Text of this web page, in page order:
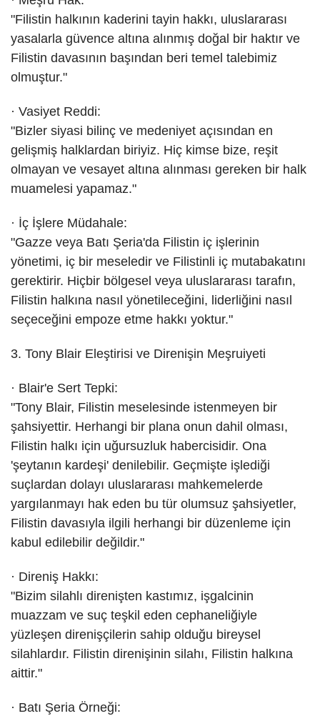
"Filistin halkının kaderini tayin hakkı, uluslararası
yasalarla güvence altına alınmış doğal bir haktır ve
Filistin davasının başından beri temel talebimiz
olmuştur."
· Vasiyet Reddi:
"Bizler siyasi bilinç ve medeniyet açısından en
gelişmiş halklardan biriyiz. Hiç kimse bize, reşit
olmayan ve vesayet altına alınması gereken bir halk
muamelesi yapamaz."
· İç İşlere Müdahale:
"Gazze veya Batı Şeria'da Filistin iç işlerinin
yönetimi, iç bir meseledir ve Filistinli iç mutabakatını
gerektirir. Hiçbir bölgesel veya uluslararası tarafın,
Filistin halkına nasıl yönetileceğini, liderliğini nasıl
seçeceğini empoze etme hakkı yoktur."
3. Tony Blair Eleştirisi ve Direnişin Meşruiyeti
· Blair'e Sert Tepki:
"Tony Blair, Filistin meselesinde istenmeyen bir
şahsiyettir. Herhangi bir plana onun dahil olması,
Filistin halkı için uğursuzluk habercisidir. Ona
'şeytanın kardeşi' denilebilir. Geçmişte işlediği
suçlardan dolayı uluslararası mahkemelerde
yargılanmayı hak eden bu tür olumsuz şahsiyetler,
Filistin davasıyla ilgili herhangi bir düzenleme için
kabul edilebilir değildir."
· Direniş Hakkı:
"Bizim silahlı direnişten kastımız, işgalcinin
muazzam ve suç teşkil eden cephaneliğiyle
yüzleşen direnişçilerin sahip olduğu bireysel
silahlardır. Filistin direnişinin silahı, Filistin halkına
aittir."
· Batı Şeria Örneği: